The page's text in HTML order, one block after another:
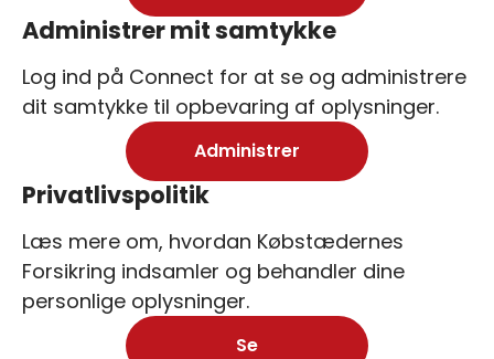
Administrer mit samtykke
Log ind på Connect for at se og administrere
dit samtykke til opbevaring af oplysninger.
Administrer
Privatlivspolitik
Læs mere om, hvordan Købstædernes
Forsikring indsamler og behandler dine
personlige oplysninger.
Se